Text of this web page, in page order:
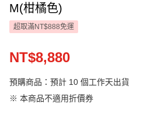
M(柑橘色)
超取滿NT$888免運
NT$8,880
預購商品：預計 10 個工作天出貨
※ 本商品不適用折價券